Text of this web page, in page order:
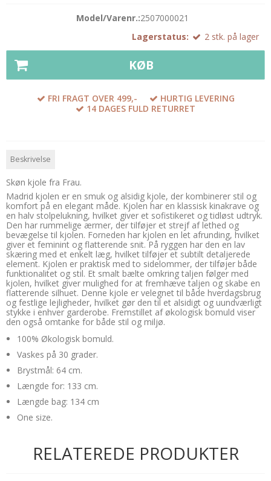
Model/Varenr.:2507000021
Lagerstatus:
2 stk. på lager
KØB
FRI FRAGT OVER 499,-
HURTIG LEVERING
14 DAGES FULD RETURRET
Beskrivelse
Skøn kjole fra Frau.
Madrid kjolen er en smuk og alsidig kjole, der kombinerer stil og
komfort på en elegant måde. Kjolen har en klassisk kinakrave og
en halv stolpelukning, hvilket giver et sofistikeret og tidløst udtryk.
Den har rummelige ærmer, der tilføjer et strejf af lethed og
bevægelse til kjolen. Forneden har kjolen en let afrunding, hvilket
giver et feminint og flatterende snit. På ryggen har den en lav
skæring med et enkelt læg, hvilket tilføjer et subtilt detaljerede
element. Kjolen er praktisk med to sidelommer, der tilføjer både
funktionalitet og stil. Et smalt bælte omkring taljen følger med
kjolen, hvilket giver mulighed for at fremhæve taljen og skabe en
flatterende silhuet. Denne kjole er velegnet til både hverdagsbrug
og festlige lejligheder, hvilket gør den til et alsidigt og uundværligt
stykke i enhver garderobe. Fremstillet af økologisk bomuld viser
den også omtanke for både stil og miljø.
100% Økologisk bomuld.
Vaskes på 30 grader.
Brystmål: 64 cm.
Længde for: 133 cm.
Længde bag: 134 cm
One size.
RELATEREDE PRODUKTER